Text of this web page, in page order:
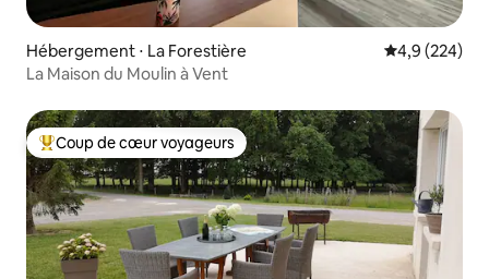
Hébergement ⋅ La Forestière Évaluation
4,9 (224)
La Maison du Moulin à Vent
Coups de cœur voyageurs les plus appréciés
Coup de cœur voyageurs